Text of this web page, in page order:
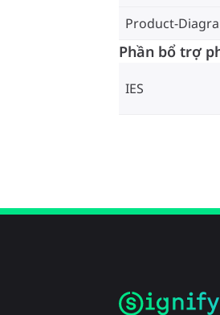
Product-
Phần bổ trợ
IES